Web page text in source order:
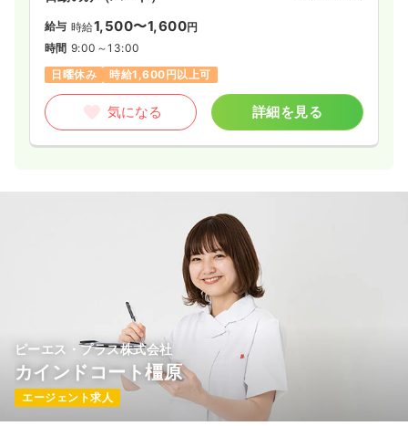
給与 時給1,500〜1,600円
時間 9:00～13:00
日曜休み
時給1,600円以上可
気になる 詳細を見る
ピーエス・プラス株式会社
カインドコート橿原
エージェント求人